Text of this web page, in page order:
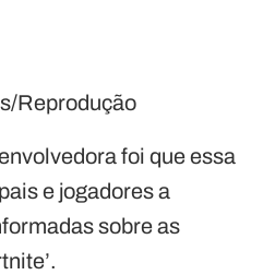
Reprodução
foi que essa
e jogadores a
sobre as